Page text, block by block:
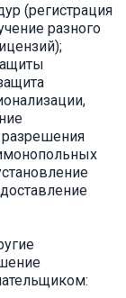
(регистрация
разного